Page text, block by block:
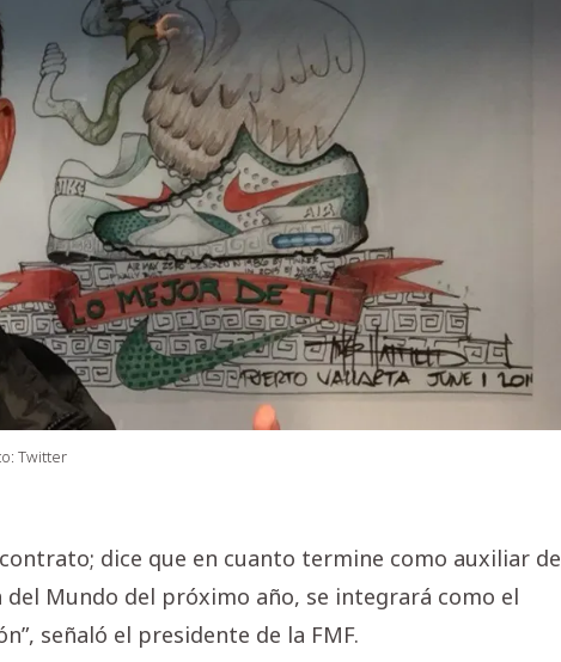
Twitter
dice que en cuanto termine como auxiliar de
del Mundo del próximo año, se integrará como el
señaló el presidente de la FMF.